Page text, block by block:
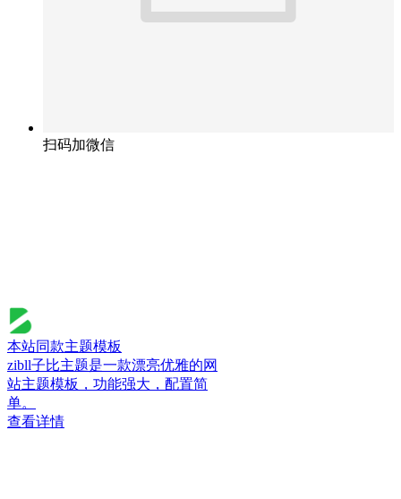
扫码加微信
本站同款主题模板
zibll子比主题是一款漂亮优雅的网
站主题模板，功能强大，配置简
单。
查看详情